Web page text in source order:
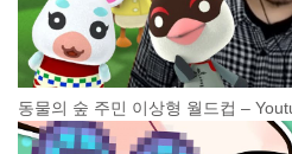
동물의 숲 주민 이상형 월드컵 –